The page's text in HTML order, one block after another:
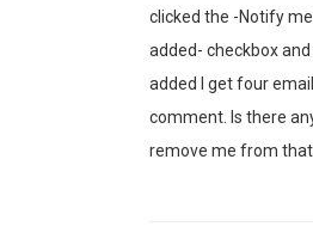
clicked the -Notify
added- checkbox
added I get four
comment. Is there
remove me from